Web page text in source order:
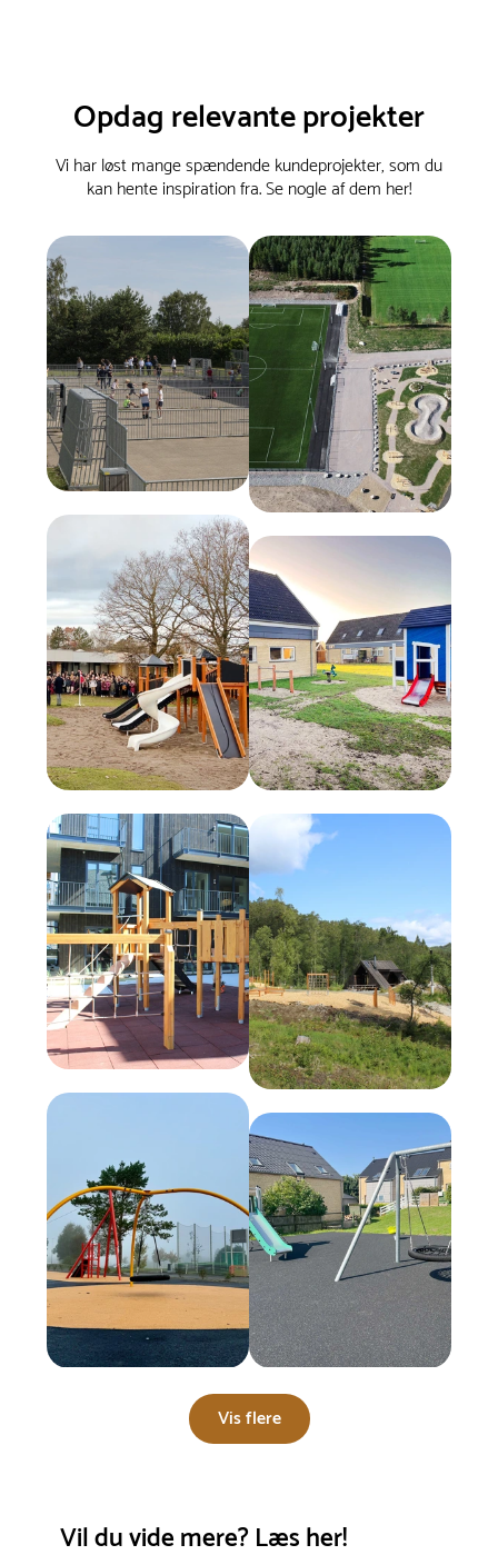
Opdag relevante projekter
Vi har løst mange spændende kundeprojekter, som du
kan hente inspiration fra. Se nogle af dem her!
Vis flere
Vil du vide mere? Læs her!